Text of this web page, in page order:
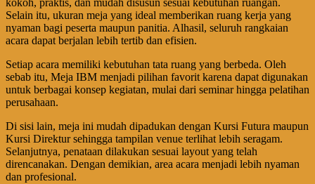
kokoh, praktis, dan mudah disusun sesuai kebutuhan ruangan.
Selain itu, ukuran meja yang ideal memberikan ruang kerja yang
nyaman bagi peserta maupun panitia. Alhasil, seluruh rangkaian
acara dapat berjalan lebih tertib dan efisien.
Setiap acara memiliki kebutuhan tata ruang yang berbeda. Oleh
sebab itu, Meja IBM menjadi pilihan favorit karena dapat digunakan
untuk berbagai konsep kegiatan, mulai dari seminar hingga pelatihan
perusahaan.
Di sisi lain, meja ini mudah dipadukan dengan Kursi Futura maupun
Kursi Direktur sehingga tampilan venue terlihat lebih seragam.
Selanjutnya, penataan dilakukan sesuai layout yang telah
direncanakan. Dengan demikian, area acara menjadi lebih nyaman
dan profesional.